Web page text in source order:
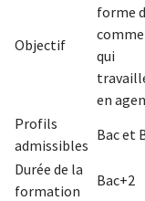
Objectif
forme
qui
en
Profils
admissibles
Bac et
Durée de la
formation
Bac+2